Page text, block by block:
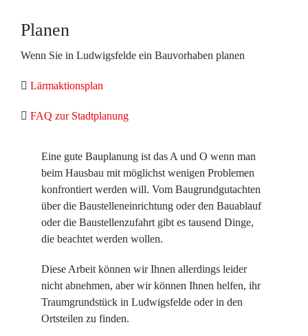
Planen
Wenn Sie in Ludwigsfelde ein Bauvorhaben planen
Lärmaktionsplan
FAQ zur Stadtplanung
Eine gute Bauplanung ist das A und O wenn man
beim Hausbau mit möglichst wenigen Problemen
konfrontiert werden will. Vom Baugrundgutachten
über die Baustelleneinrichtung oder den Bauablauf
oder die Baustellenzufahrt gibt es tausend Dinge,
die beachtet werden wollen.
Diese Arbeit können wir Ihnen allerdings leider
nicht abnehmen, aber wir können Ihnen helfen, ihr
Traumgrundstück in Ludwigsfelde oder in den
Ortsteilen zu finden.